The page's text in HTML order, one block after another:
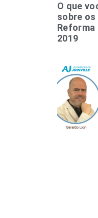
O que
sobre
Reforma
2019